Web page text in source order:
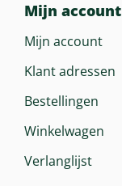
Mijn account
Mijn account
Klant adressen
Bestellingen
Winkelwagen
Verlanglijst